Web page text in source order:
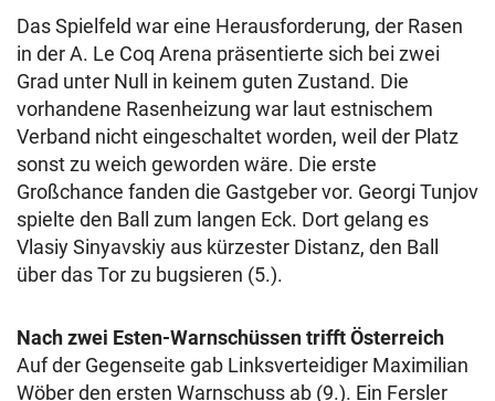
Das Spielfeld war eine Herausforderung, der Rasen
in der A. Le Coq Arena präsentierte sich bei zwei
Grad unter Null in keinem guten Zustand. Die
vorhandene Rasenheizung war laut estnischem
Verband nicht eingeschaltet worden, weil der Platz
sonst zu weich geworden wäre. Die erste
Großchance fanden die Gastgeber vor. Georgi Tunjov
spielte den Ball zum langen Eck. Dort gelang es
Vlasiy Sinyavskiy aus kürzester Distanz, den Ball
über das Tor zu bugsieren (5.).
Nach zwei Esten-Warnschüssen trifft Österreich
Auf der Gegenseite gab Linksverteidiger Maximilian
Wöber den ersten Warnschuss ab (9.). Ein Fersler